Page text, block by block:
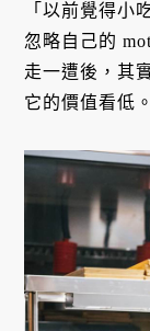
「以前覺得小
忽略自己的
走一遭後，其
它的價值看低。